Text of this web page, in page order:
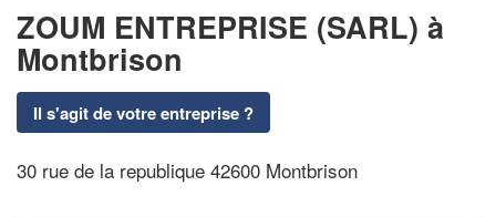
ZOUM ENTREPRISE (SARL) à
Montbrison
Il s'agit de votre entreprise ?
30 rue de la republique 42600 Montbrison